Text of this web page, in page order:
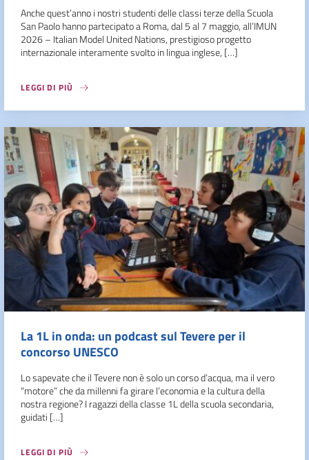
Anche quest’anno i nostri studenti delle classi terze della Scuola
San Paolo hanno partecipato a Roma, dal 5 al 7 maggio, all’IMUN
2026 – Italian Model United Nations, prestigioso progetto
internazionale interamente svolto in lingua inglese, […]
LEGGI DI PIÙ
La 1L in onda: un podcast sul Tevere per il
concorso UNESCO
Lo sapevate che il Tevere non è solo un corso d’acqua, ma il vero
“motore” che da millenni fa girare l’economia e la cultura della
nostra regione? I ragazzi della classe 1L della scuola secondaria,
guidati […]
LEGGI DI PIÙ